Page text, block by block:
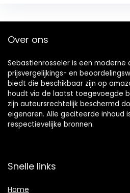
Over ons
Sebastienrosseler is een moderne
prijsvergelijkings- en
biedt die beschikbaar zijn op
houdt via de laatst toegevoegde
zijn auteursrechtelijk beschermd
eigenaren. Alle geciteerde inhoud
respectievelijke bronnen.
Snelle links
Home